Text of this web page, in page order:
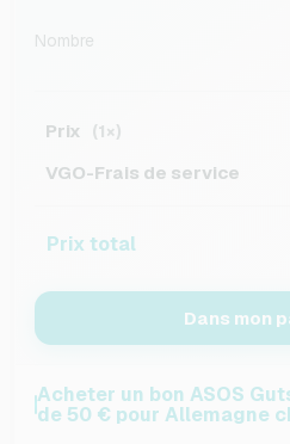
Nombre
Prix (1×)
VGO-Frais de service
Prix total
Dans mon
Acheter un bon ASOS
de 50 € pour Allemagne